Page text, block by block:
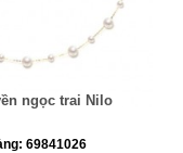
ngọc trai Nilo
69841026